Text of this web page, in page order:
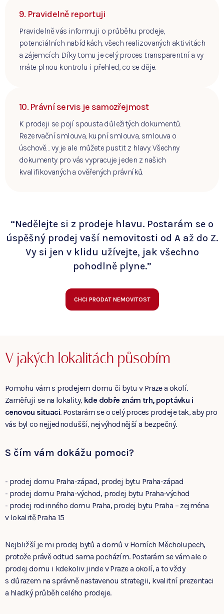
9. Pravidelně reportuji
Pravidelně vás informuji o průběhu prodeje,
potenciálních nabídkách, všech realizovaných aktivitách
a zájemcích. Díky tomu je celý proces transparentní a vy
máte plnou kontrolu i přehled, co se děje.
10. Právní servis je samozřejmost
K prodeji se pojí spousta důležitých dokumentů.
Rezervační smlouva, kupní smlouva, smlouva o
úschově… vy je ale můžete pustit z hlavy. Všechny
dokumenty pro vás vypracuje jeden z našich
kvalifikovaných a ověřených právníků.
“Nedělejte si z prodeje hlavu. Postarám se o
úspěšný prodej vaší nemovitosti od A až do Z.
Vy si jen v klidu užívejte, jak všechno
pohodlně plyne.”
CHCI PRODAT NEMOVITOST
V jakých lokalitách působím
Pomohu vám s prodejem domu či bytu v Praze a okolí.
Zaměřuji se na lokality, kde dobře znám trh, poptávku i
cenovou situaci. Postarám se o celý proces prodeje tak, aby pro
vás byl co nejjednodušší, nejvýhodnější a bezpečný.
S čím vám dokážu pomoci?
- prodej domu Praha-západ, prodej bytu Praha-západ
- prodej domu Praha-východ, prodej bytu Praha-východ
- prodej rodinného domu Praha, prodej bytu Praha – zejména
v lokalitě Praha 15
Nejbližší je mi prodej bytů a domů v Horních Měcholupech,
protože právě odtud sama pocházím. Postarám se vám ale o
prodej domu i kdekoliv jinde v Praze a okolí, a to vždy
s důrazem na správně nastavenou strategii, kvalitní prezentaci
a hladký průběh celého prodeje.